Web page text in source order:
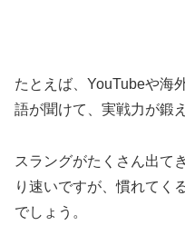
たとえば、YouTubeや海
語が聞けて、実戦力が鍛
スラングがたくさん出て
り速いですが、慣れてく
でしょう。